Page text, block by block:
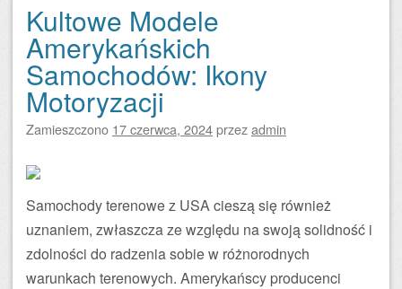
Kultowe Modele
Amerykańskich
Samochodów: Ikony
Motoryzacji
Zamieszczono 17 czerwca, 2024przezadmin
Samochody terenowe z USA cieszą się również
uznaniem, zwłaszcza ze względu na swoją solidność i
zdolności do radzenia sobie w różnorodnych
warunkach terenowych. Amerykańscy producenci